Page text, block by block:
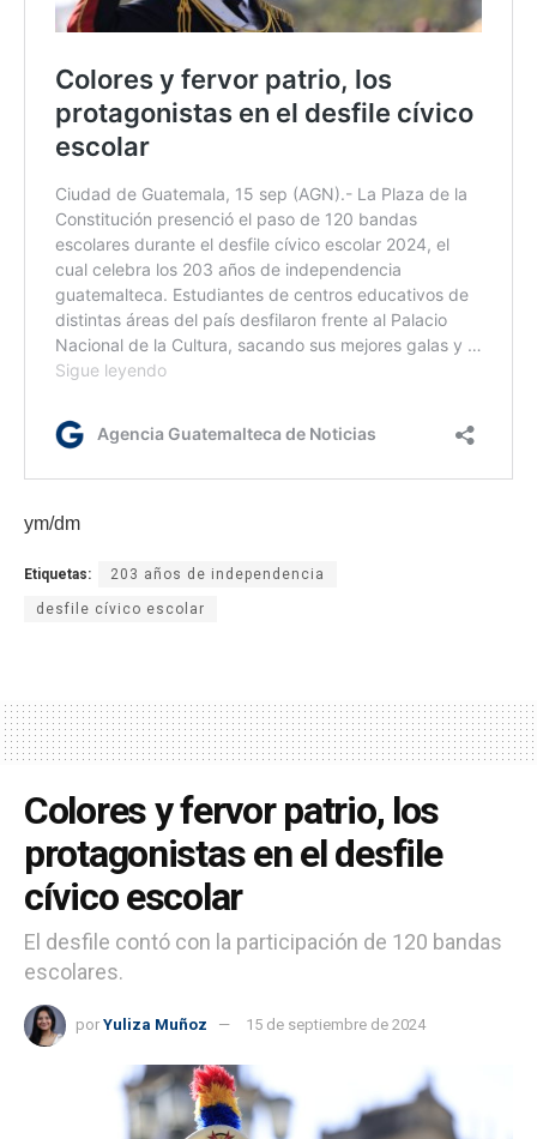
ym/dm
Etiquetas: 203 años de independencia
desfile cívico escolar
Colores y fervor patrio, los
protagonistas en el desfile
cívico escolar
El desfile contó con la participación de 120 bandas
escolares.
por Yuliza Muñoz 15 de septiembre de 2024